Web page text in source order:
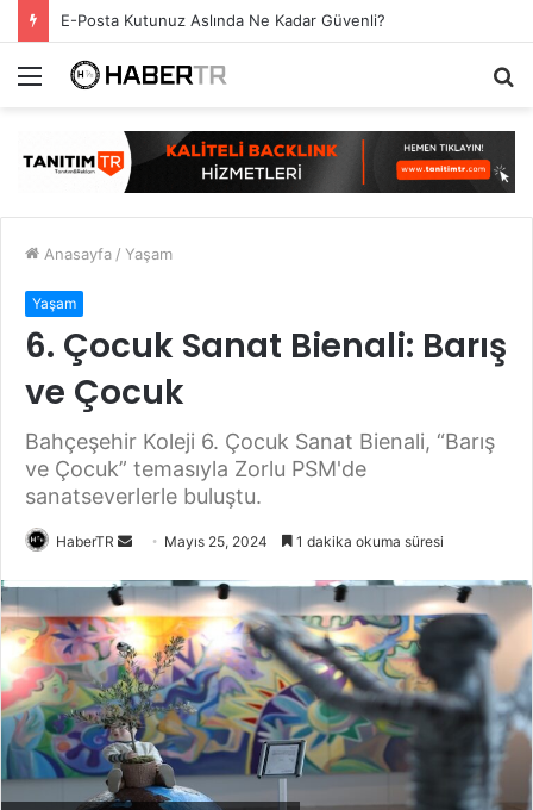
E-Posta Kutunuz Aslında Ne Kadar Güvenli?
Menü
Anasayfa / Yaşam
Yaşam
6. Çocuk Sanat Bienali: Barış
ve Çocuk
Bahçeşehir Koleji 6. Çocuk Sanat Bienali, “Barış
ve Çocuk” temasıyla Zorlu PSM'de
sanatseverlerle buluştu.
HaberTR
Bir
posta
göndermek
Mayıs 25, 2024 1 dakika okuma süresi